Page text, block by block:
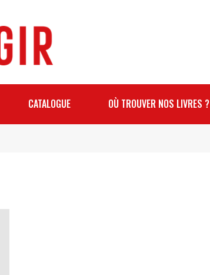
CATALOGUE OÙ TROUVER NOS LIVRES ?